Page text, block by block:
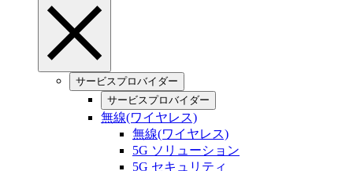
サービスプロバイダー
サービスプロバイダー
無線(ワイヤレス)
無線(ワイヤレス)
5G ソリューション
5G セキュリティ